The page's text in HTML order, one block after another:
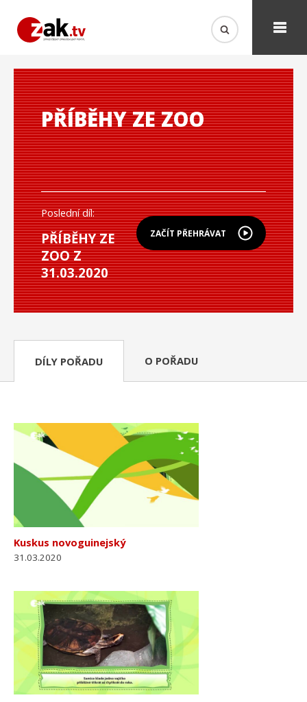
PŘÍBĚHY ZE ZOO
ZAČÍT PŘEHRÁVAT
Poslední díl:
PŘÍBĚHY ZE
ZOO Z
31.03.2020
DÍLY POŘADU O POŘADU
Kuskus novoguinejský
31.03.2020